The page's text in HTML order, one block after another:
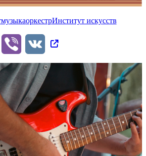
музыкаоркестрИнститут искусств
Odnoklassniki
Viber
VK